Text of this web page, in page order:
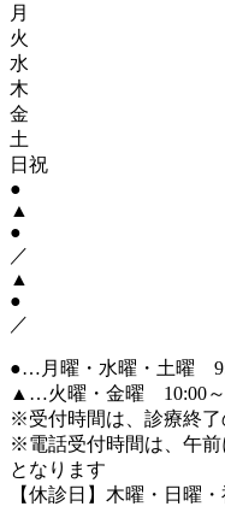
月
火
水
木
金
土
日祝
●
▲
●
／
▲
●
／
●…月曜・水曜・土曜
▲ …火曜・金曜 10:00～
※受付時間は、診療終了
※電話受付時間は、午前
となります
【休診日】木曜・日曜・